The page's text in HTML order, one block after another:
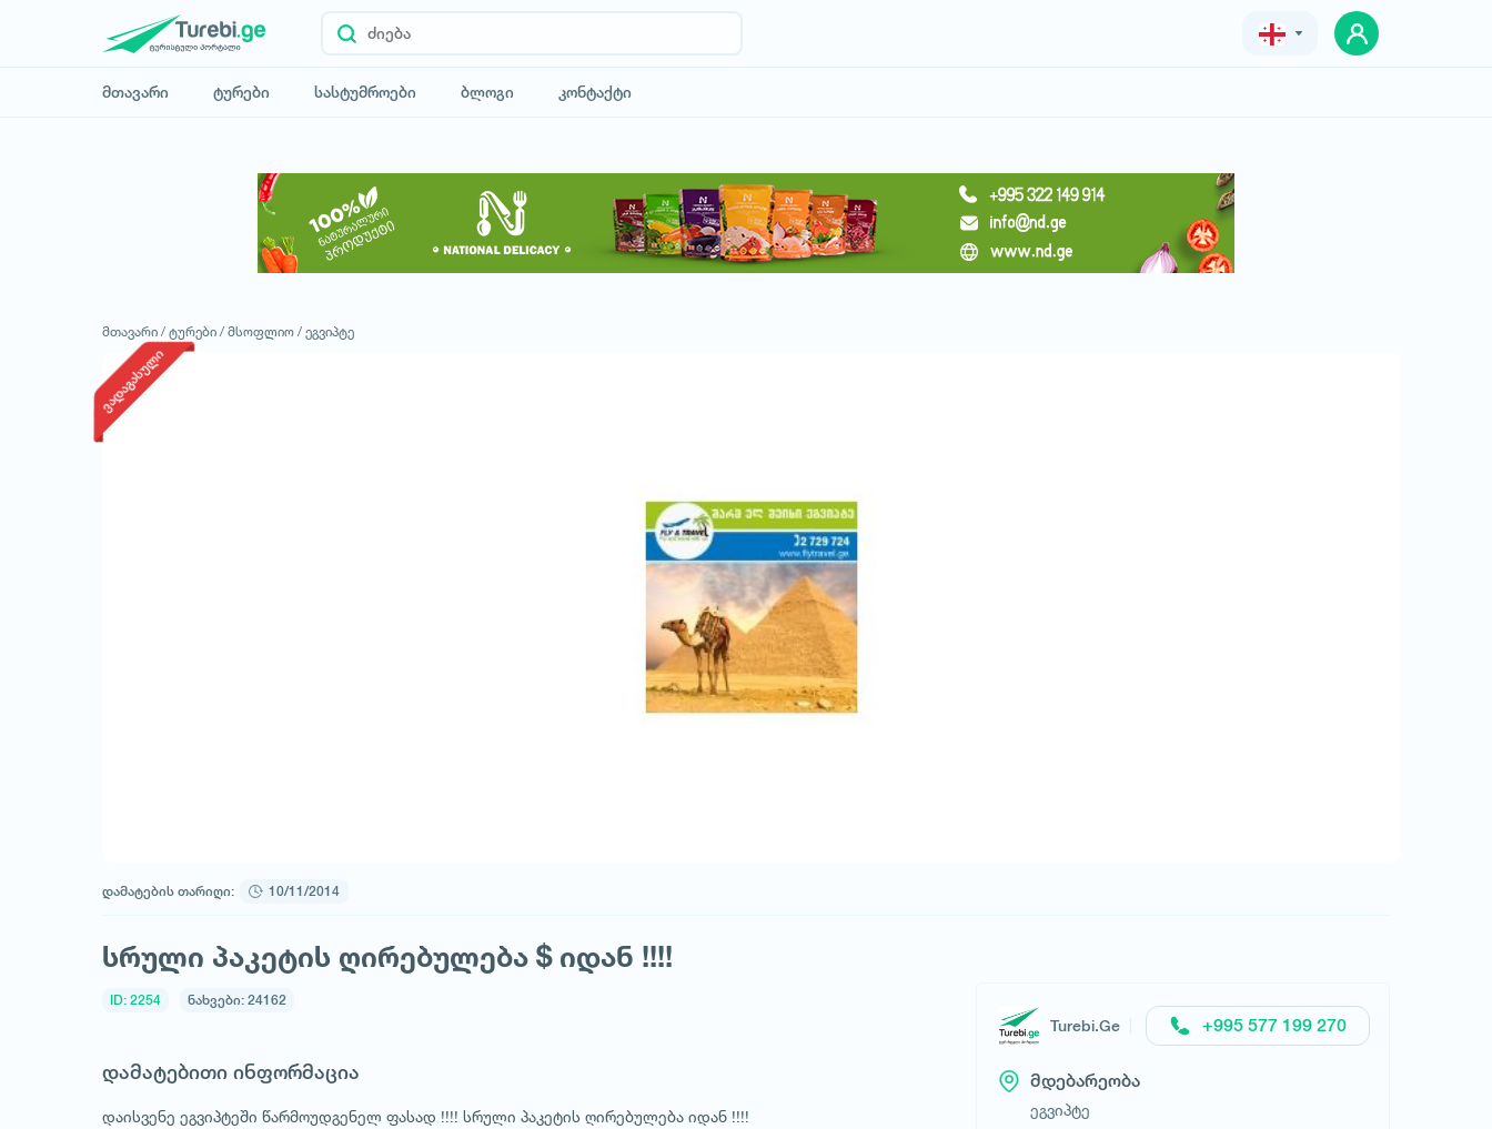
მთავარი ტურები სასტუმროები ბლოგი კონტაქტი
მოითხოვე ტური
მთავარი / ტურები / მსოფლიო / ეგვიპტე
ვადაგასული
დამატების თარიღი: 10/11/2014
სრული პაკეტის ღირებულება $ იდან !!!!
ID: 2254 ნახვები: 24162
დამატებითი ინფორმაცია
დაისვენე ეგვიპტეში წარმოუდგენელ ფასად !!!! სრული პაკეტის ღირებულება იდან !!!!
Turebi.Ge +995 577 199 270
მდებარეობა
ეგვიპტე